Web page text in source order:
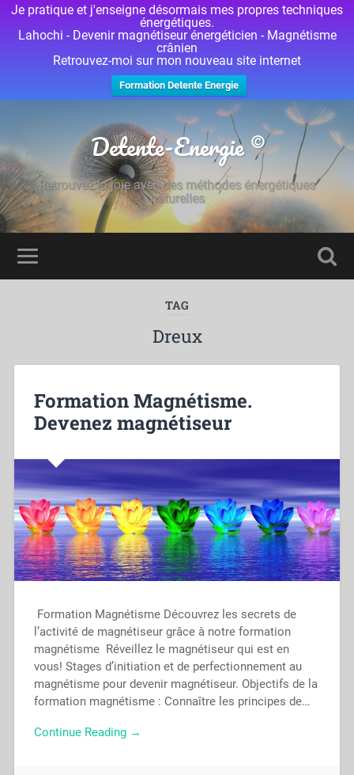
Je pratique et j'enseigne désormais mes propres techniques
énergétiques.
Lahochi - Devenir magnétiseur énergéticien - Magnétisme
crânien
Retrouvez-moi sur mon nouveau site internet
Formation Detente Energie
Detente-Energie ©
Retrouvez la joie avec des méthodes énergétiques
naturelles
TAG
Dreux
Formation Magnétisme.
Devenez magnétiseur
Formation Magnétisme Découvrez les secrets de
l’activité de magnétiseur grâce à notre formation
magnétisme Réveillez le magnétiseur qui est en
vous! Stages d’initiation et de perfectionnement au
magnétisme pour devenir magnétiseur. Objectifs de la
formation magnétisme : Connaître les principes de…
Continue Reading →